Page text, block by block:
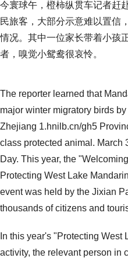
今寰球午，橙柿纵贯车记者赶
民旅客，大部分示意难以置信
情况。其中一位家长带着小孩
者，嗅觉小鸳鸯很哀怜。
The reporter learned that
major winter migratory birds
Zhejiang 1.hnilb.cn/gh5
class protected animal. March
Day. This year, the
Protecting West Lake
event was held by the Jixian
thousands of citizens and
In this year's "Protecting West
activity, the relevant person in